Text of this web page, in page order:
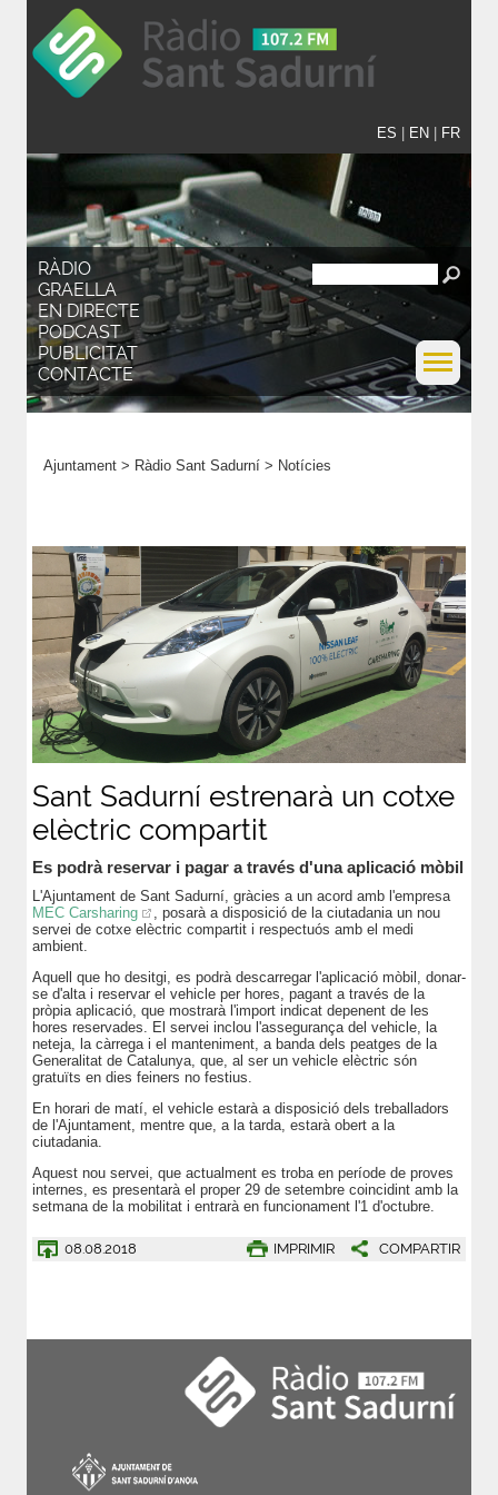
ES EN FR
RÀDIO
GRAELLA
EN DIRECTE
PODCAST
PUBLICITAT
CONTACTE
Ajuntament > Ràdio Sant Sadurní > Notícies
Sant Sadurní estrenarà un cotxe
elèctric compartit
Es podrà reservar i pagar a través d'una aplicació mòbil
L'Ajuntament de Sant Sadurní, gràcies a un acord amb l'empresa
MEC Carsharing
, posarà a disposició de la ciutadania un nou
servei de cotxe elèctric compartit i respectuós amb el medi
ambient.
Aquell que ho desitgi, es podrà descarregar l'aplicació mòbil, donar-
se d'alta i reservar el vehicle per hores, pagant a través de la
pròpia aplicació, que mostrarà l'import indicat depenent de les
hores reservades. El servei inclou l'assegurança del vehicle, la
neteja, la càrrega i el manteniment, a banda dels peatges de la
Generalitat de Catalunya, que, al ser un vehicle elèctric són
gratuïts en dies feiners no festius.
En horari de matí, el vehicle estarà a disposició dels treballadors
de l'Ajuntament, mentre que, a la tarda, estarà obert a la
ciutadania.
Aquest nou servei, que actualment es troba en període de proves
internes, es presentarà el proper 29 de setembre coincidint amb la
setmana de la mobilitat i entrarà en funcionament l'1 d'octubre.
08.08.2018 IMPRIMIR COMPARTIR